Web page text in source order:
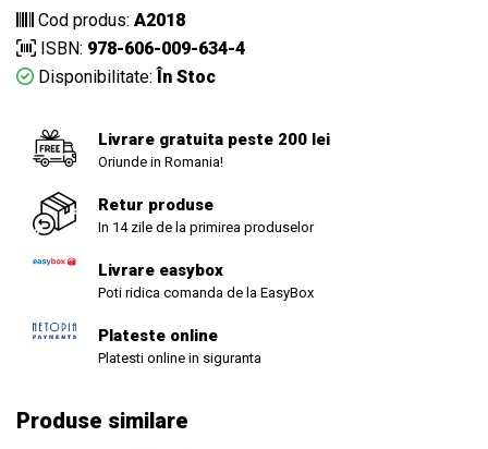
Cod produs: A2018
ISBN: 978-606-009-634-4
Disponibilitate: În Stoc
Livrare gratuita peste 200 lei
Oriunde in Romania!
Retur produse
In 14 zile de la primirea produselor
Livrare easybox
Poti ridica comanda de la EasyBox
Plateste online
Platesti online in siguranta
Produse similare